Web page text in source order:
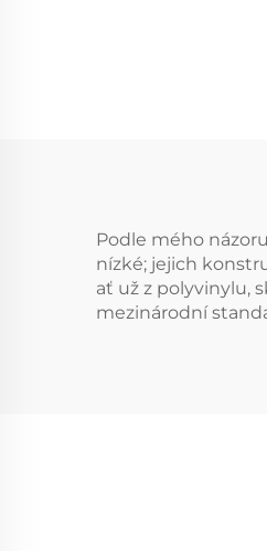
Podle mého
nízké; jejich
ať už z polyvinylu,
mezinárodní